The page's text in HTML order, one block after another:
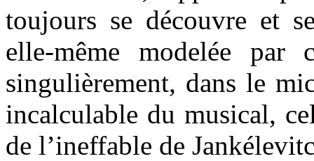
toujours se découvre et
elle-même modelée
singulièrement, dans le
incalculable du musical,
de l’ineffable de